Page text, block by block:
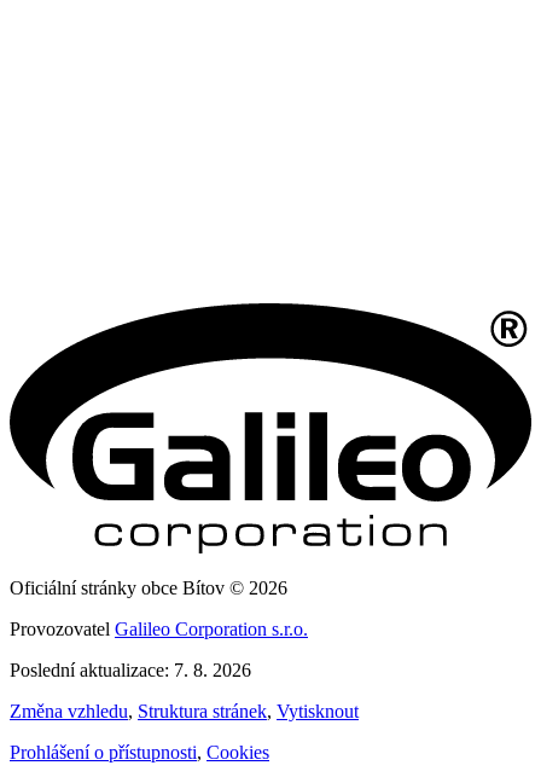
Oficiální stránky obce Bítov © 2026
Provozovatel Galileo Corporation s.r.o.
Poslední aktualizace: 7. 8. 2026
Změna vzhledu, Struktura stránek, Vytisknout
Prohlášení o přístupnosti, Cookies